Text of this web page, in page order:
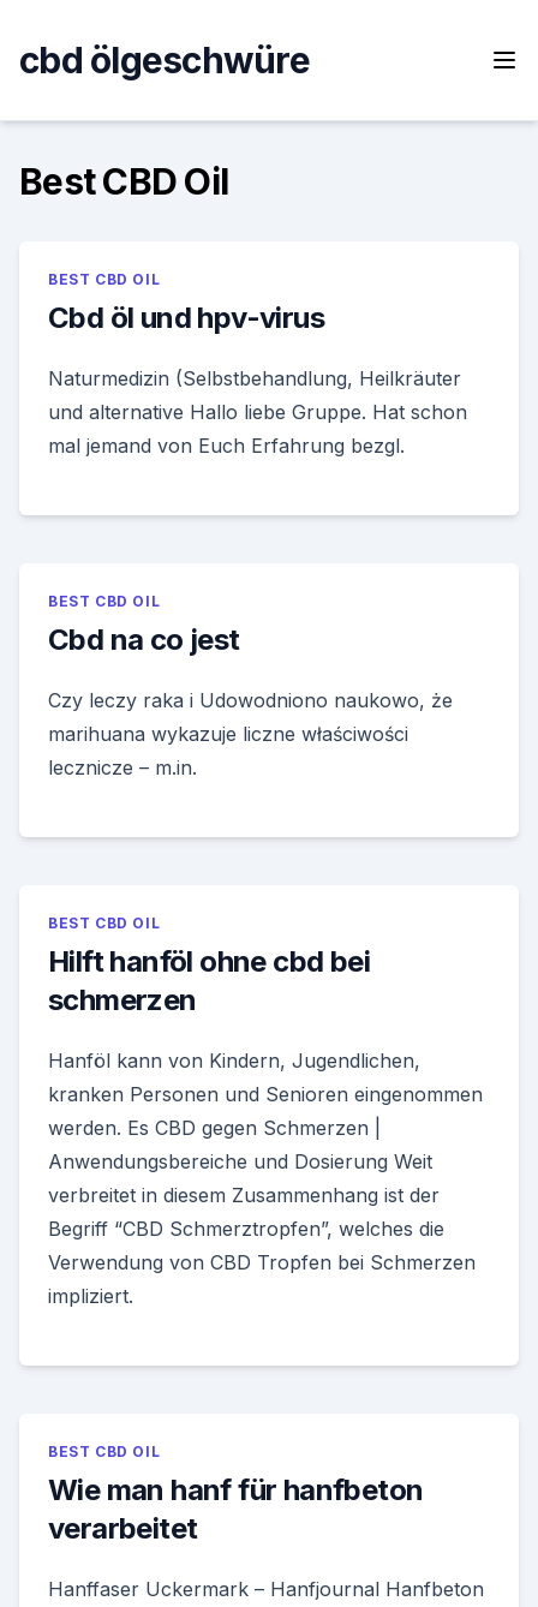
content
cbd ölgeschwüre
Best CBD Oil
BEST CBD OIL
Cbd öl und hpv-virus
Naturmedizin (Selbstbehandlung, Heilkräuter
und alternative Hallo liebe Gruppe. Hat schon
mal jemand von Euch Erfahrung bezgl.
BEST CBD OIL
Cbd na co jest
Czy leczy raka i Udowodniono naukowo, że
marihuana wykazuje liczne właściwości
lecznicze – m.in.
BEST CBD OIL
Hilft hanföl ohne cbd bei
schmerzen
Hanföl kann von Kindern, Jugendlichen,
kranken Personen und Senioren eingenommen
werden. Es CBD gegen Schmerzen |
Anwendungsbereiche und Dosierung Weit
verbreitet in diesem Zusammenhang ist der
Begriff “CBD Schmerztropfen”, welches die
Verwendung von CBD Tropfen bei Schmerzen
impliziert.
BEST CBD OIL
Wie man hanf für hanfbeton
verarbeitet
Hanffaser Uckermark – Hanfjournal Hanfbeton